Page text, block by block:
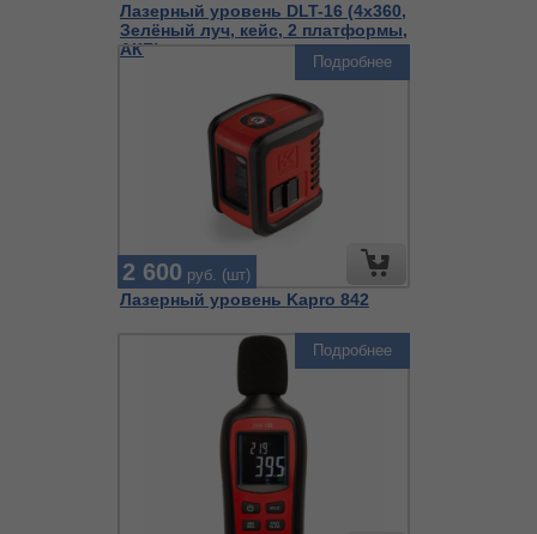
Лазерный уровень DLT-16 (4х360,
Зелёный луч, кейс, 2 платформы,
АКБ)
Лазерный уровень Kapro 842
2 600 руб. (шт)
Подробнее
Подробнее